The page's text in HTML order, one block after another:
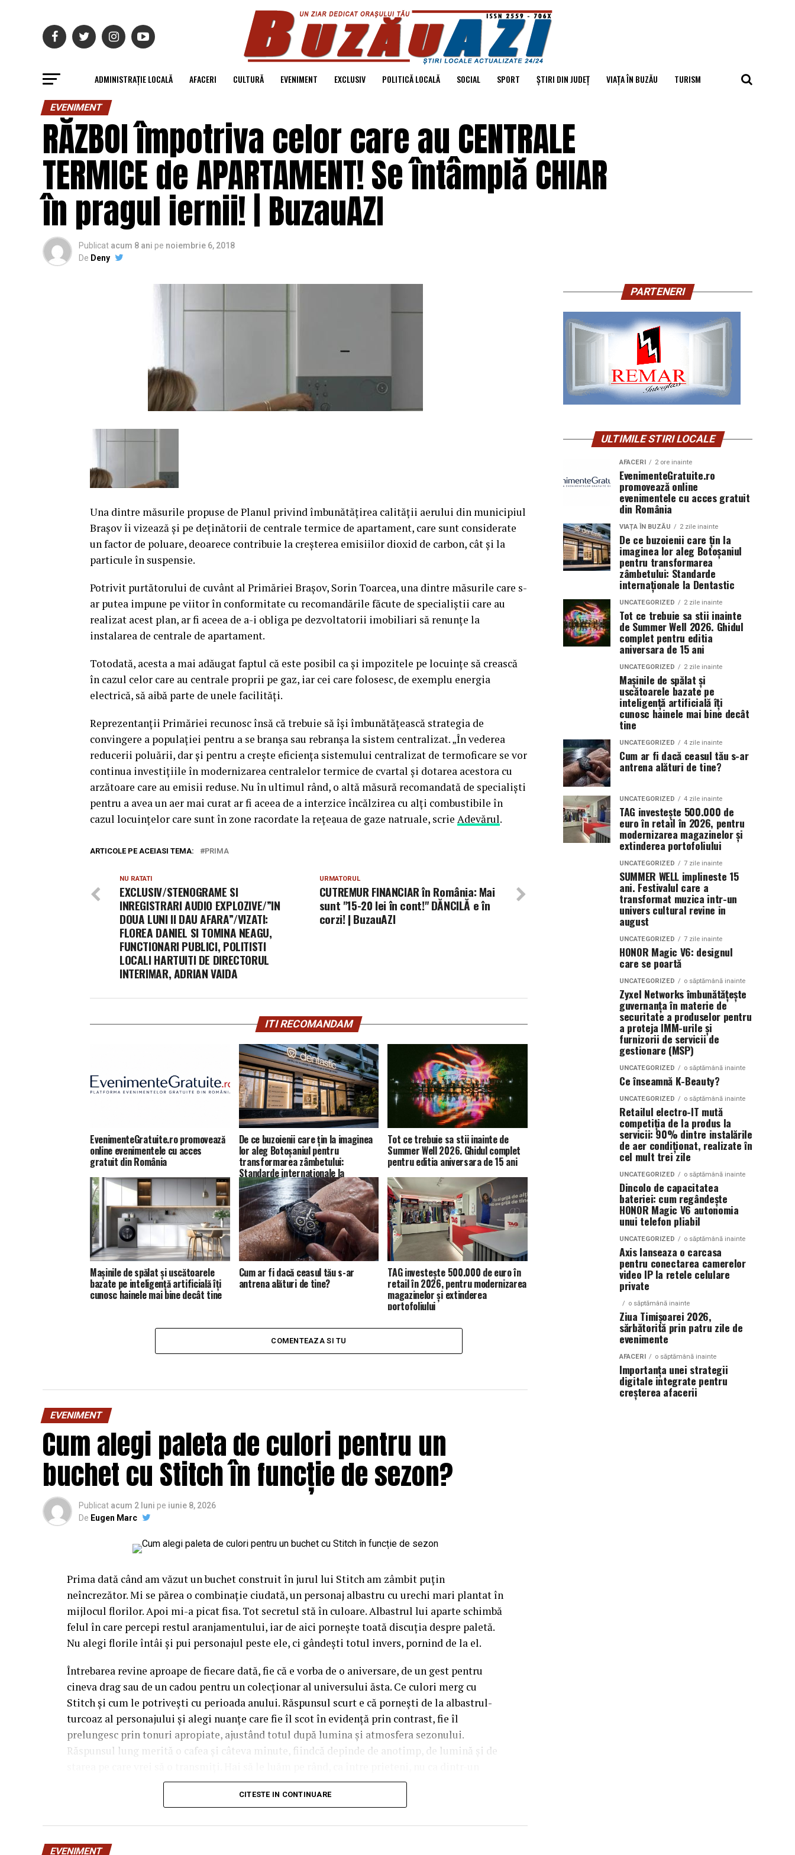
ADMINISTRAȚIE LOCALĂ AFACERI CULTURĂ EVENIMENT EXCLUSIV POLITICĂ LOCALĂ SOCIAL SPORT ȘTIRI DIN JUDEȚ VIAȚA ÎN BUZĂU TURISM
EVENIMENT
RĂZBOI împotriva celor care au CENTRALE
TERMICE de APARTAMENT! Se întâmplă CHIAR
în pragul iernii! | BuzauAZI
Publicat acum 8 ani pe noiembrie 6, 2018
De Deny
Una dintre măsurile propuse de Planul privind îmbunătăţirea calităţii aerului din municipiul
Braşov îi vizează şi pe deţinătorii de centrale termice de apartament, care sunt considerate
un factor de poluare, deoarece contribuie la creşterea emisiilor dioxid de carbon, cât şi la
particule în suspensie.
Potrivit purtătorului de cuvânt al Primăriei Braşov, Sorin Toarcea, una dintre măsurile care s-
ar putea impune pe viitor în conformitate cu recomandările făcute de specialiştii care au
realizat acest plan, ar fi aceea de a-i obliga pe dezvoltatorii imobiliari să renunţe la
instalarea de centrale de apartament.
Totodată, acesta a mai adăugat faptul că este posibil ca şi impozitele pe locuinţe să crească
în cazul celor care au centrale proprii pe gaz, iar cei care folosesc, de exemplu energia
electrică, să aibă parte de unele facilităţi.
Reprezentanţii Primăriei recunosc însă că trebuie să îşi îmbunătăţească strategia de
convingere a populaţiei pentru a se branşa sau rebranşa la sistem centralizat. „În vederea
reducerii poluării, dar şi pentru a creşte eficienţa sistemului centralizat de termoficare se vor
continua investiţiile în modernizarea centralelor termice de cvartal şi dotarea acestora cu
arzătoare care au emisii reduse. Nu în ultimul rând, o altă măsură recomandată de specialişti
pentru a avea un aer mai curat ar fi aceea de a interzice încălzirea cu alţi combustibile în
cazul locuinţelor care sunt în zone racordate la reţeaua de gaze natruale, scrie Adevărul.
ARTICOLE PE ACEIASI TEMA: PRIMA
URMATORUL
CUTREMUR FINANCIAR în România: Mai
sunt "15-20 lei în cont!" DĂNCILĂ e în
corzi! | BuzauAZI
NU RATATI
EXCLUSIV/STENOGRAME SI
INREGISTRARI AUDIO EXPLOZIVE/”IN
DOUA LUNI II DAU AFARA”/VIZATI:
FLOREA DANIEL SI TOMINA NEAGU,
FUNCTIONARI PUBLICI, POLITISTI
LOCALI HARTUITI DE DIRECTORUL
INTERIMAR, ADRIAN VAIDA
ITI RECOMANDAM
EvenimenteGratuite.ro promovează
online evenimentele cu acces
gratuit din România
De ce buzoienii care țin la imaginea
lor aleg Botoșaniul pentru
transformarea zâmbetului:
Standarde internaționale la
Dentastic
Tot ce trebuie sa stii inainte de
Summer Well 2026. Ghidul complet
pentru editia aniversara de 15 ani
Mașinile de spălat și uscătoarele
bazate pe inteligență artificială îți
cunosc hainele mai bine decât tine
Cum ar fi dacă ceasul tău s-ar
antrena alături de tine?
TAG investește 500.000 de euro în
retail în 2026, pentru modernizarea
magazinelor și extinderea
portofoliului
COMENTEAZA SI TU
EVENIMENT
Cum alegi paleta de culori pentru un
buchet cu Stitch în funcție de sezon?
Publicat acum 2 luni pe iunie 8, 2026
De Eugen Marc
Prima dată când am văzut un buchet construit în jurul lui Stitch am zâmbit puțin
neîncrezător. Mi se părea o combinație ciudată, un personaj albastru cu urechi mari plantat în
mijlocul florilor. Apoi mi-a picat fisa. Tot secretul stă în culoare. Albastrul lui aparte schimbă
felul în care percepi restul aranjamentului, iar de aici pornește toată discuția despre paletă.
Nu alegi florile întâi și pui personajul peste ele, ci gândești totul invers, pornind de la el.
Întrebarea revine aproape de fiecare dată, fie că e vorba de o aniversare, de un gest pentru
cineva drag sau de un cadou pentru un colecționar al universului ăsta. Ce culori merg cu
Stitch și cum le potrivești cu perioada anului. Răspunsul scurt e că pornești de la albastrul-
turcoaz al personajului și alegi nuanțe care fie îl scot în evidență prin contrast, fie îl
prelungesc prin tonuri apropiate, ajustând totul după lumina și atmosfera sezonului.
Răspunsul lung merită o cafea și câteva minute, fiindcă depinde de anotimp, de lumină și de
De ce contează atât de mult culoarea de bază a
CITESTE IN CONTINUARE
EVENIMENT
PARTENERI
ULTIMILE STIRI LOCALE
AFACERI 2 ore inainte
EvenimenteGratuite.ro
promovează online
evenimentele cu acces gratuit
din România
VIAȚA ÎN BUZĂU 2 zile inainte
De ce buzoienii care țin la
imaginea lor aleg Botoșaniul
pentru transformarea
zâmbetului: Standarde
internaționale la Dentastic
UNCATEGORIZED 2 zile inainte
Tot ce trebuie sa stii inainte
de Summer Well 2026. Ghidul
complet pentru editia
aniversara de 15 ani
UNCATEGORIZED 2 zile inainte
Mașinile de spălat și
uscătoarele bazate pe
inteligență artificială îți
cunosc hainele mai bine decât
tine
UNCATEGORIZED 4 zile inainte
Cum ar fi dacă ceasul tău s-ar
antrena alături de tine?
UNCATEGORIZED 4 zile inainte
TAG investește 500.000 de
euro în retail în 2026, pentru
modernizarea magazinelor și
extinderea portofoliului
UNCATEGORIZED 7 zile inainte
SUMMER WELL implineste 15
ani. Festivalul care a
transformat muzica intr-un
univers cultural revine in
august
UNCATEGORIZED 7 zile inainte
HONOR Magic V6: designul
care se poartă
UNCATEGORIZED o săptămână inainte
Zyxel Networks îmbunătățește
guvernanța în materie de
securitate a produselor pentru
a proteja IMM-urile și
furnizorii de servicii de
gestionare (MSP)
UNCATEGORIZED o săptămână inainte
Ce înseamnă K-Beauty?
UNCATEGORIZED o săptămână inainte
Retailul electro-IT mută
competiția de la produs la
servicii: 90% dintre instalările
de aer condiționat, realizate în
cel mult trei zile
UNCATEGORIZED o săptămână inainte
Dincolo de capacitatea
bateriei: cum regândește
HONOR Magic V6 autonomia
unui telefon pliabil
UNCATEGORIZED o săptămână inainte
Axis lanseaza o carcasa
pentru conectarea camerelor
video IP la retele celulare
private
o săptămână inainte
Ziua Timișoarei 2026,
sărbătorită prin patru zile de
evenimente
AFACERI o săptămână inainte
Importanța unei strategii
digitale integrate pentru
creșterea afacerii